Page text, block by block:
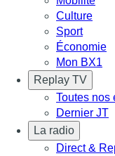
Culture
Sport
Économie
Mon BX1
Replay TV
Toutes nos
Dernier JT
La radio
Direct &